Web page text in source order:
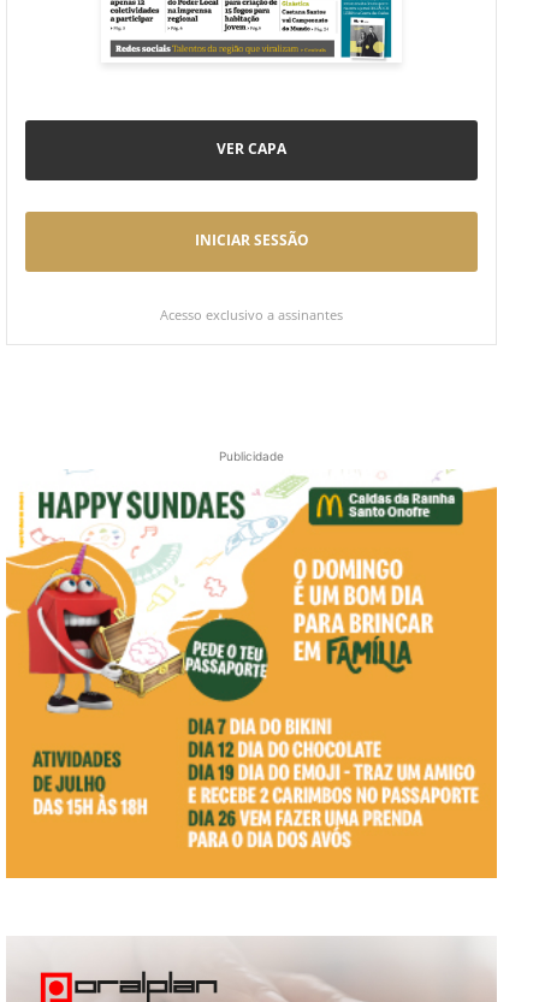
VER CAPA
INICIAR SESSÃO
Acesso exclusivo a assinantes
Publicidade